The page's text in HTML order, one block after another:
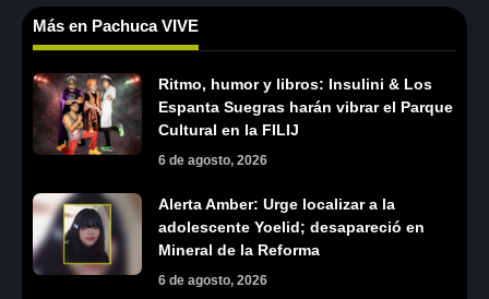
Más en Pachuca VIVE
Ritmo, humor y libros: Insulini & Los
Espanta Suegras harán vibrar el Parque
Cultural en la FILIJ
6 de agosto, 2026
Alerta Amber: Urge localizar a la
adolescente Yoelid; desapareció en
Mineral de la Reforma
6 de agosto, 2026